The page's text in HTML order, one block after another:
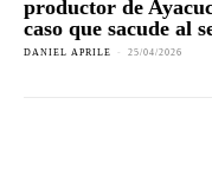
productor de
caso que sacude al
DANIEL APRILE - 25/04/2026